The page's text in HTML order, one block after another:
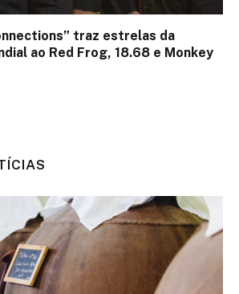
traz estrelas da
ao Red Frog, 18.68 e Monkey